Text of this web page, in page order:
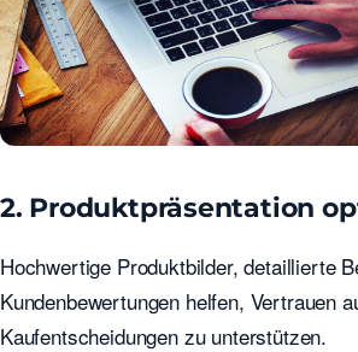
2. Produktpräsentation
Hochwertige Produktbilder, detaillierte
Kundenbewertungen helfen, Vertrauen
Kaufentscheidungen zu unterstützen.